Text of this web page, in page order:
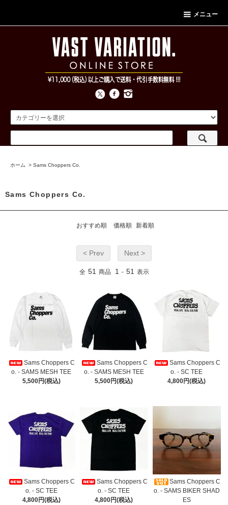
メニュー
ホーム > Sams Choppers Co.
Sams Choppers Co.
おすすめ順 価格順 新着順
< Prev Next >
全 51 商品 1 - 51 表示
Sams Choppers C
o. - SAMS MESH TEE
5,500円(税込)
Sams Choppers C
o. - SAMS MESH TEE
5,500円(税込)
Sams Choppers C
o. - SC TEE
4,800円(税込)
Sams Choppers C
o. - SC TEE
4,800円(税込)
Sams Choppers C
o. - SC TEE
4,800円(税込)
Sams Choppers C
o. - SAMS BIKER SHAD
ES